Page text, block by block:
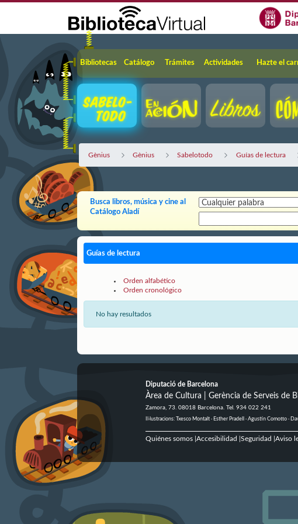
Navegación
Bibliotecas Catálogo Trámites Actividades Hazte el
Gènius Gènius Sabelotodo Guías de lectura
Busca libros, música y cine al
Catálogo Aladí
Guías de lectura
Orden alfabético
Orden cronológico
No hay resultados
Diputació de Barcelona
Àrea de Cultura | Gerència de Serveis de
Zamora, 73. 08018 Barcelona. Tel. 934 022 241
Il·lustracions: Txesco Montalt · Esther Pradell · Agustín Comotto ·
Quiénes somos| Accesibilidad Seguridad Aviso